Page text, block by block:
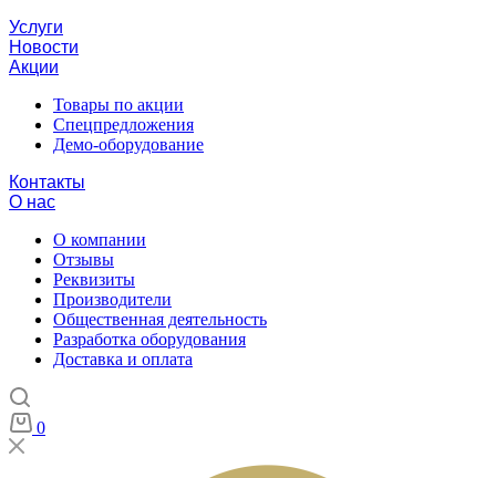
Услуги
Новости
Акции
Товары по акции
Спецпредложения
Демо-оборудование
Контакты
О нас
О компании
Отзывы
Реквизиты
Производители
Общественная деятельность
Разработка оборудования
Доставка и оплата
0